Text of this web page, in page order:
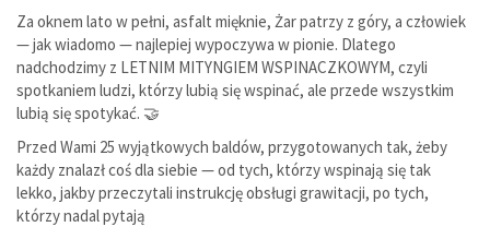
Za oknem lato w pełni, asfalt mięknie, Żar patrzy z góry, a człowiek
— jak wiadomo — najlepiej wypoczywa w pionie. Dlatego
nadchodzimy z LETNIM MITYNGIEM WSPINACZKOWYM, czyli
spotkaniem ludzi, którzy lubią się wspinać, ale przede wszystkim
lubią się spotykać. 🤝
Przed Wami 25 wyjątkowych baldów, przygotowanych tak, żeby
każdy znalazł coś dla siebie — od tych, którzy wspinają się tak
lekko, jakby przeczytali instrukcję obsługi grawitacji, po tych,
którzy nadal pytają